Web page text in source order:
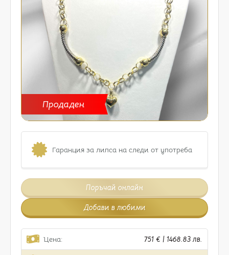
Продаден
Гаранция за липса на следи от употреба
Поръчай онлайн
Добави в любими
Цена: 751 € | 1468.83 лв.